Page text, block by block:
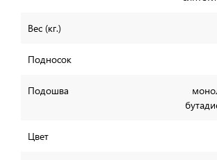
Вес (кг.)
Подносок
Подошва
Цвет